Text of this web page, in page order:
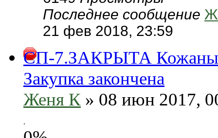
Последнее сообщение
21 фев 2018, 23:59
СП-7.ЗАКРЫТА Кожаные
Закупка закончена
Женя К » 08 июн 2017,
.